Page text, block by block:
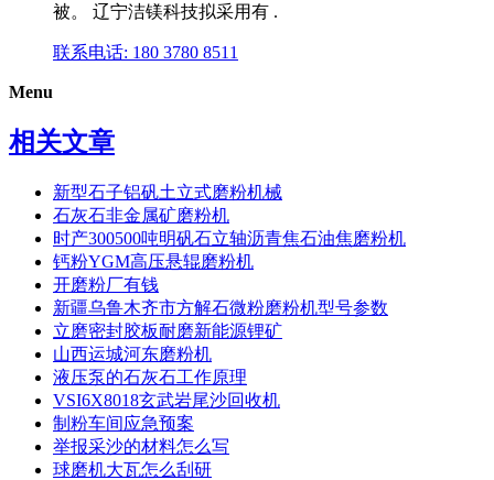
被。 辽宁洁镁科技拟采用有 .
联系电话: 180 3780 8511
Menu
相关文章
新型石子铝矾土立式磨粉机械
石灰石非金属矿磨粉机
时产300500吨明矾石立轴沥青焦石油焦磨粉机
钙粉YGM高压悬辊磨粉机
开磨粉厂有钱
新疆乌鲁木齐市方解石微粉磨粉机型号参数
立磨密封胶板耐磨新能源锂矿
山西运城河东磨粉机
液压泵的石灰石工作原理
VSI6X8018玄武岩尾沙回收机
制粉车间应急预案
举报采沙的材料怎么写
球磨机大瓦怎么刮研